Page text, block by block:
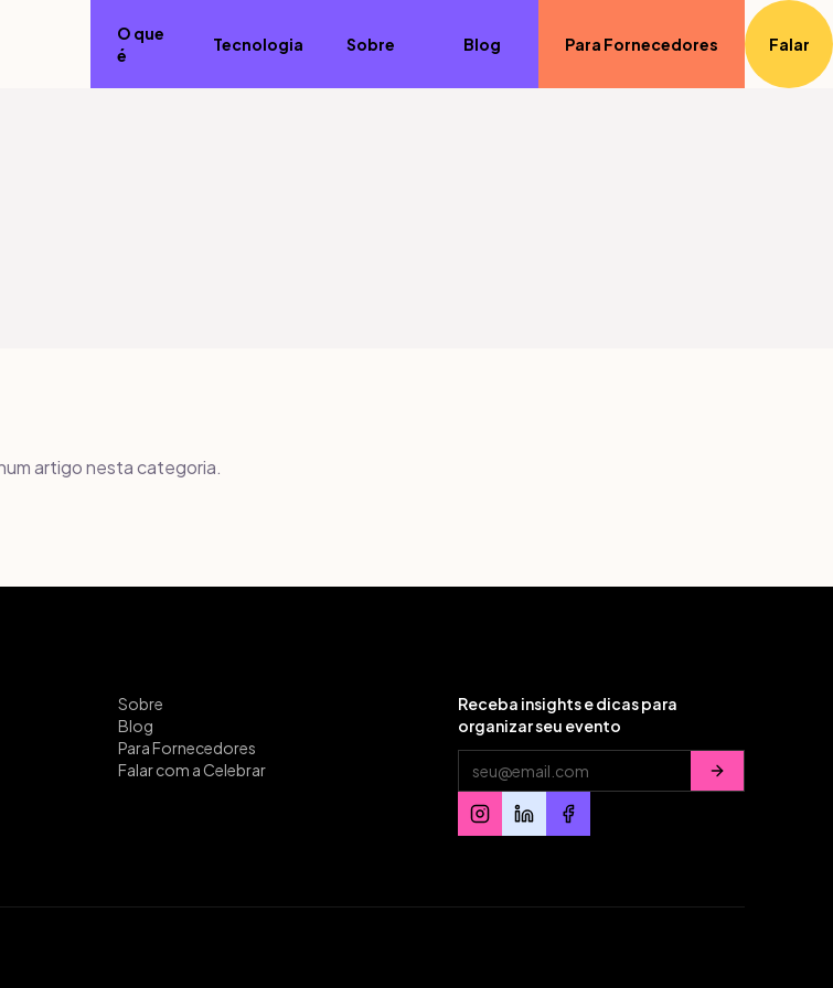
O que
é
Tecnologia Sobre Blog Para Fornecedores Falar
artigo nesta categoria.
Sobre
Blog
Para Fornecedores
Falar com a Celebrar
Receba insights e dicas para
organizar seu evento